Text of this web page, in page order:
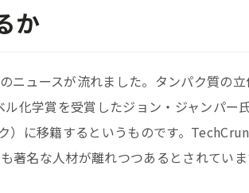
か
ニュースが流れました。タンパク質の
化学賞を受賞したジョン・ジャンパ
に移籍するというものです。
著名な人材が離れつつあるとされていま